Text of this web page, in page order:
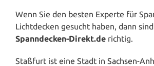
Wenn Sie den besten Experte für
Lichtdecken gesucht haben, dann sind
Spanndecken-Direkt.de richtig.
Staßfurt ist eine Stadt in Sachsen-